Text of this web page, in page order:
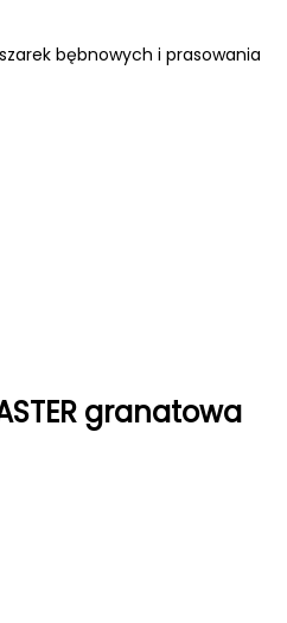
bębnowych i prasowania
granatowa